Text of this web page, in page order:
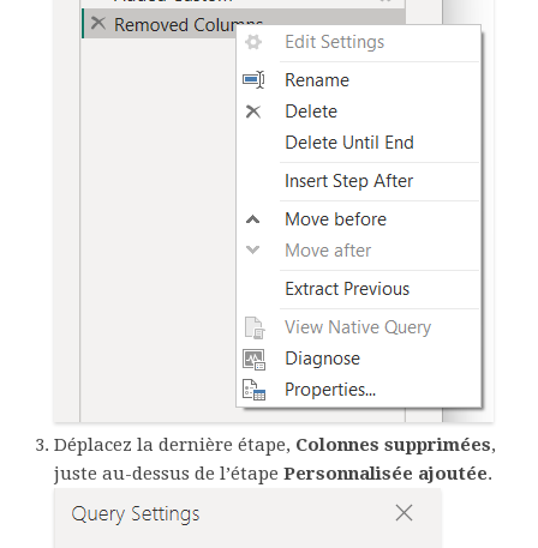
Déplacez la dernière étape, Colonnes supprimées,
juste au-dessus de l’étape Personnalisée ajoutée.